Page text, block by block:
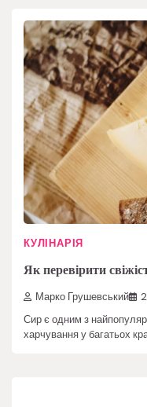
КУЛІНАРІЯ
Як перевірити
Марко Грушевський
Сир є одним з
харчування у багатьох